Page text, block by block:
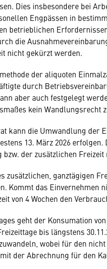
Dies insbesondere bei
Engpässen in
betrieblichen
die
nicht gekürzt werden.
der aliquoten
durch
aber auch festgelegt
kein Wandlungsrecht
kann die Umwandlung der
13. März 2026
bzw. der zusätzlichen
zusätzlichen, ganztägigen
Kommt das Einvernehmen
von 4 Wochen den
geht der Konsumation
bis längstens
wobei für den
der Abrechnung für den